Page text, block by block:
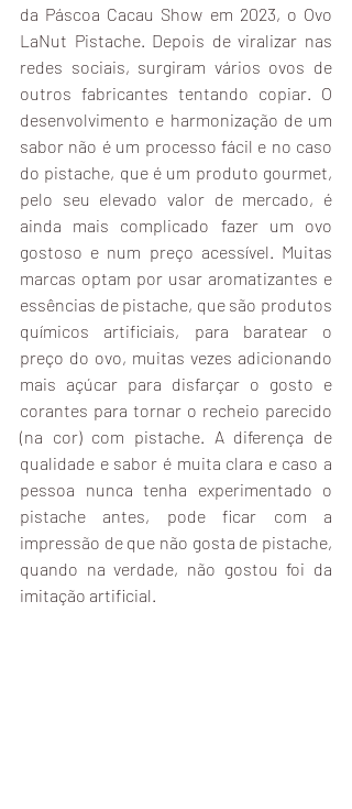
da Páscoa Cacau Show em 2023, o Ovo
LaNut Pistache. Depois de viralizar nas
redes sociais, surgiram vários ovos de
outros fabricantes tentando copiar. O
desenvolvimento e harmonização de um
sabor não é um processo fácil e no caso
do pistache, que é um produto gourmet,
pelo seu elevado valor de mercado, é
ainda mais complicado fazer um ovo
gostoso e num preço acessível. Muitas
marcas optam por usar aromatizantes e
essências de pistache, que são produtos
químicos artificiais, para baratear o
preço do ovo, muitas vezes adicionando
mais açúcar para disfarçar o gosto e
corantes para tornar o recheio parecido
(na cor) com pistache. A diferença de
qualidade e sabor é muita clara e caso a
pessoa nunca tenha experimentado o
pistache antes, pode ficar com a
impressão de que não gosta de pistache,
quando na verdade, não gostou foi da
imitação artificial.